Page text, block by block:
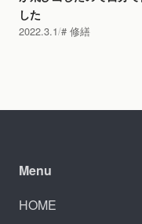
した
2022.3.1 修繕
Menu
HOME